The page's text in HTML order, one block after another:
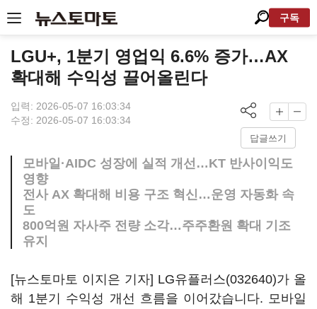
구독
LGU+, 1분기 영업익 6.6% 증가…AX
확대해 수익성 끌어올린다
입력: 2026-05-07 16:03:34
수정: 2026-05-07 16:03:34
답글쓰기
모바일·AIDC 성장에 실적 개선…KT 반사이익도
영향
전사 AX 확대해 비용 구조 혁신…운영 자동화 속
도
800억원 자사주 전량 소각…주주환원 확대 기조
유지
[뉴스토마토 이지은 기자] LG유플러스(032640)가 올
해 1분기 수익성 개선 흐름을 이어갔습니다. 모바일